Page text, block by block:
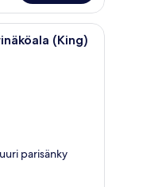
aamiaistarvikkeilla
jossa on suuri sänky,
(King)
parisänky